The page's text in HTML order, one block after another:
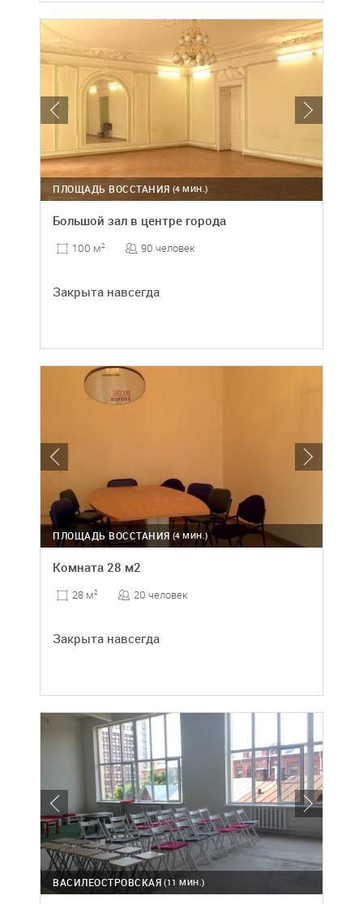
(4 МИН.)
ПЛОЩАДЬ ВОССТАНИЯ
Большой зал в центре города
100 м2 90 человек
Закрыта навсегда
(4 МИН.)
ПЛОЩАДЬ ВОССТАНИЯ
Комната 28 м2
28 м2 20 человек
Закрыта навсегда
(11 МИН.)
ВАСИЛЕОСТРОВСКАЯ